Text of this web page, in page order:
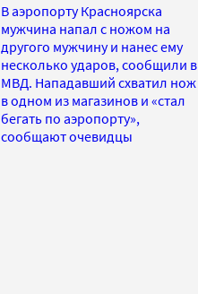
В аэропорту Красноярска
мужчина напал с ножом на
другого мужчину и нанес ему
несколько ударов, сообщили в
МВД. Нападавший схватил нож
в одном из магазинов и «стал
бегать по аэропорту»,
сообщают очевидцы